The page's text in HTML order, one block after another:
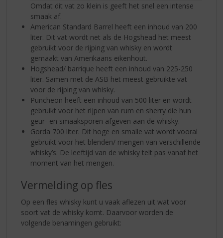
Omdat dit vat zo klein is geeft het snel een intense
smaak af.
American Standard Barrel heeft een inhoud van 200
liter. Dit vat wordt net als de Hogshead het meest
gebruikt voor de rijping van whisky en wordt
gemaakt van Amerikaans eikenhout.
Hogshead/ barrique heeft een inhoud van 225-250
liter. Samen met de ASB het meest gebruikte vat
voor de rijping van whisky.
Puncheon heeft een inhoud van 500 liter en wordt
gebruikt voor het rijpen van rum en sherry die hun
geur- en smaaksporen afgeven aan de whisky.
Gorda 700 liter. Dit hoge en smalle vat wordt vooral
gebruikt voor het blenden/ mengen van verschillende
whisky’s. De leeftijd van de whisky telt pas vanaf het
moment van het mengen.
Vermelding op fles
Op een fles whisky kunt u vaak aflezen uit wat voor
soort vat de whisky komt. Daarvoor worden de
volgende benamingen gebruikt: